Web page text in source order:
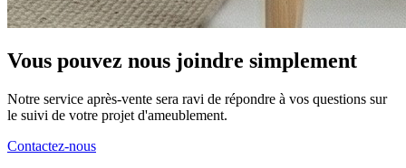
Vous pouvez nous joindre simplement
Notre service après-vente sera ravi de répondre à vos questions sur
le suivi de votre projet d'ameublement.
Contactez-nous